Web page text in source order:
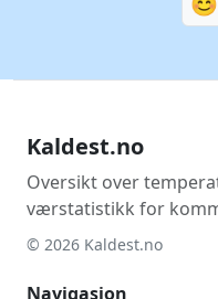
Uke 20
-
Uke 22
Uke 23
Uke 24
Uke 25
Kaldest.no
Oversikt over
værstatistikk for
© 2026 Kaldest.no
Navigasjon